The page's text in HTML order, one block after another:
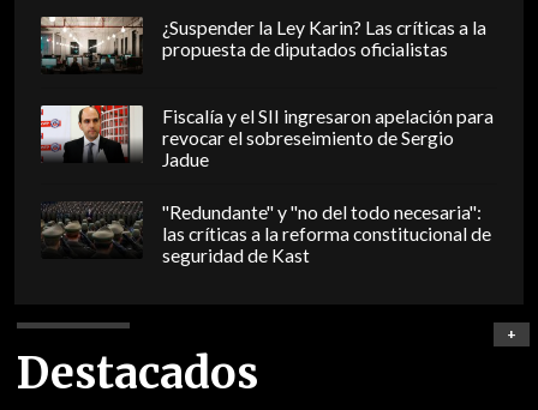
¿Suspender la Ley Karin? Las críticas a la
propuesta de diputados oficialistas
Fiscalía y el SII ingresaron apelación para
revocar el sobreseimiento de Sergio
Jadue
"Redundante" y "no del todo necesaria":
las críticas a la reforma constitucional de
seguridad de Kast
Destacados
+